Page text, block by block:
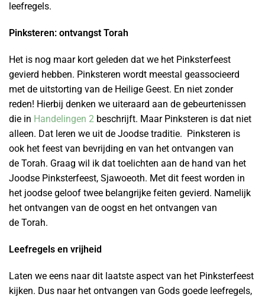
leefregels.
Pinksteren: ontvangst Torah
Het is nog maar kort geleden dat we het Pinksterfeest
gevierd hebben. Pinksteren wordt meestal geassocieerd
met de uitstorting van de Heilige Geest. En niet zonder
reden! Hierbij denken we uiteraard aan de gebeurtenissen
die in Handelingen 2 beschrijft. Maar Pinksteren is dat niet
alleen. Dat leren we uit de Joodse traditie. Pinksteren is
ook het feest van bevrijding en van het ontvangen van
de Torah. Graag wil ik dat toelichten aan de hand van het
Joodse Pinksterfeest, Sjawoeoth. Met dit feest worden in
het joodse geloof twee belangrijke feiten gevierd. Namelijk
het ontvangen van de oogst en het ontvangen van
de Torah.
Leefregels en vrijheid
Laten we eens naar dit laatste aspect van het Pinksterfeest
kijken. Dus naar het ontvangen van Gods goede leefregels,